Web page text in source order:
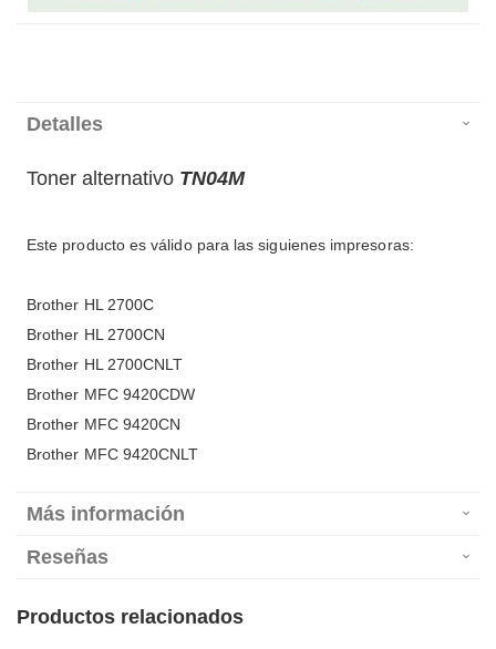
Detalles
Toner alternativo TN04M
Este producto es válido para las siguienes impresoras:
Brother HL 2700C
Brother HL 2700CN
Brother HL 2700CNLT
Brother MFC 9420CDW
Brother MFC 9420CN
Brother MFC 9420CNLT
Más información
Reseñas
Productos relacionados